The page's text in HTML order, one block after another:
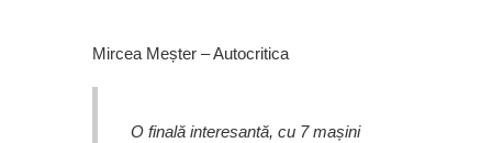
Mircea Meșter – Autocritica
O finală interesantă, cu 7 mașini